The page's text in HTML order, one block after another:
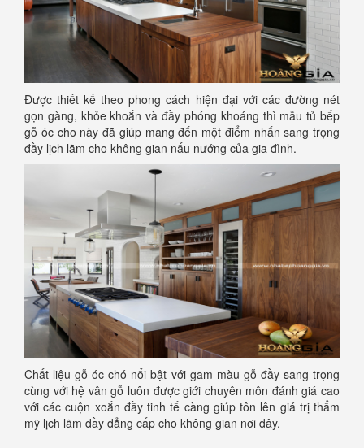
Được thiết kế theo phong cách hiện đại với các đường nét
gọn gàng, khỏe khoắn và đầy phóng khoáng thì mẫu tủ bếp
gỗ óc cho này đã giúp mang đến một điểm nhấn sang trọng
đầy lịch lãm cho không gian nấu nướng của gia đình.
Chất liệu gỗ óc chó nổi bật với gam màu gỗ đầy sang trọng
cùng với hệ vân gỗ luôn được giới chuyên môn đánh giá cao
với các cuộn xoắn đầy tinh tế càng giúp tôn lên giá trị thẩm
mỹ lịch lãm đầy đẳng cấp cho không gian nơi đây.